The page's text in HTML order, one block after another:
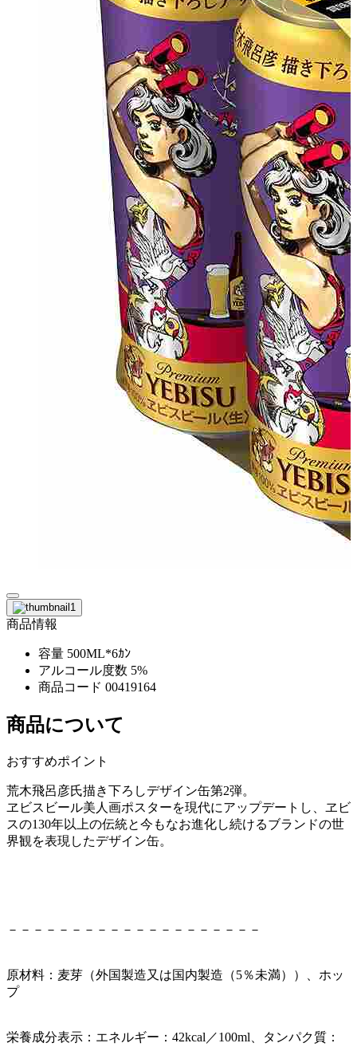
商品情報
容量 500ML*6ｶﾝ
アルコール度数 5%
商品コード 00419164
商品について
おすすめポイント
荒木飛呂彦氏描き下ろしデザイン缶第2弾。
ヱビスビール美人画ポスターを現代にアップデートし、ヱビ
スの130年以上の伝統と今もなお進化し続けるブランドの世
界観を表現したデザイン缶。
－－－－－－－－－－－－－－－－－－－－
原材料：麦芽（外国製造又は国内製造（5％未満））、ホッ
プ
栄養成分表示：エネルギー：42kcal／100ml、タンパク質：